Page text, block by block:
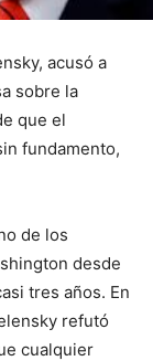
acusó a
sobre la
que el
fundamento,
de los
desde
tres años. En
refutó
cualquier